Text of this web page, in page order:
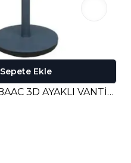
Sepete Ekle
BALENO SF8BAAC 3D AYAKLI VANTİLATÖR - KOYU GRİ